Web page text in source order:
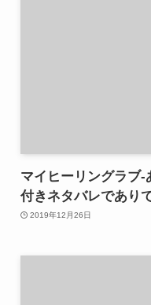
マイヒーリングラブ-
付きネタバレであり
2019年12月26日